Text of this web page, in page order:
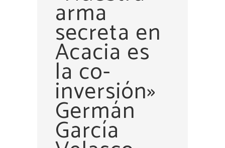
arma
secreta en
Acacia es
la co-
inversión»
Germán
García